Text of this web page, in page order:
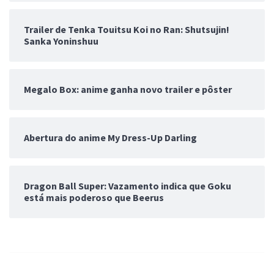
Trailer de Tenka Touitsu Koi no Ran: Shutsujin!
Sanka Yoninshuu
Megalo Box: anime ganha novo trailer e pôster
Abertura do anime My Dress-Up Darling
Dragon Ball Super: Vazamento indica que Goku
está mais poderoso que Beerus